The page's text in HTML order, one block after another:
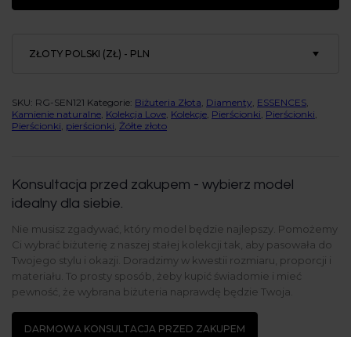
One
ZŁOTY POLSKI (ZŁ) - PLN
SKU: RG-SEN121 Kategorie: Biżuteria Złota Diamenty ESSENCES
Kamienie naturalne Kolekcja Love Kolekcje Pierścionki Pierścionki
Pierścionki pierścionki Żółte złoto
Konsultacja przed zakupem - wybierz model
idealny dla siebie.
Nie musisz zgadywać, który model będzie najlepszy. Pomożemy
Ci wybrać biżuterię z naszej stałej kolekcji tak, aby pasowała do
Twojego stylu i okazji. Doradzimy w kwestii rozmiaru, proporcji i
materiału. To prosty sposób, żeby kupić świadomie i mieć
pewność, że wybrana biżuteria naprawdę będzie Twoja.
DARMOWA KONSULTACJA PRZED ZAKUPEM